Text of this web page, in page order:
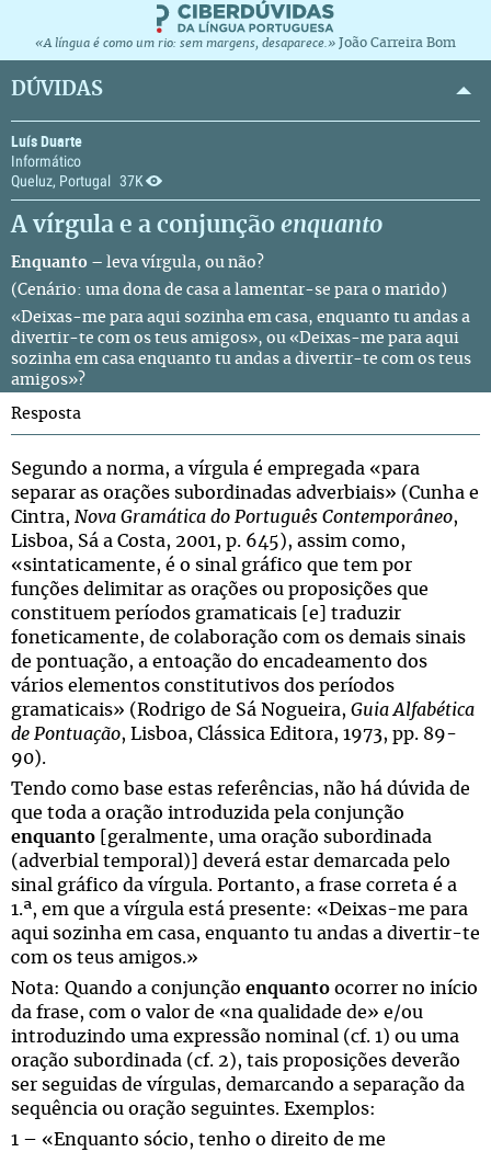
«A língua é como um rio: sem margens, desaparece.» João Carreira Bom
DÚVIDAS
Luís Duarte
Informático
Queluz, Portugal 37K
A vírgula e a conjunção enquanto
Enquanto – leva vírgula, ou não?
(Cenário: uma dona de casa a lamentar-se para o marido)
«Deixas-me para aqui sozinha em casa, enquanto tu andas a
divertir-te com os teus amigos», ou «Deixas-me para aqui
sozinha em casa enquanto tu andas a divertir-te com os teus
amigos»?
Resposta
Segundo a norma, a vírgula é empregada «para
separar as orações subordinadas adverbiais» (Cunha e
Cintra, Nova Gramática do Português Contemporâneo,
Lisboa, Sá a Costa, 2001, p. 645), assim como,
«sintaticamente, é o sinal gráfico que tem por
funções delimitar as orações ou proposições que
constituem períodos gramaticais [e] traduzir
foneticamente, de colaboração com os demais sinais
de pontuação, a entoação do encadeamento dos
vários elementos constitutivos dos períodos
gramaticais» (Rodrigo de Sá Nogueira, Guia Alfabética
de Pontuação, Lisboa, Clássica Editora, 1973, pp. 89-
90).
Tendo como base estas referências, não há dúvida de
que toda a oração introduzida pela conjunção
enquanto [geralmente, uma oração subordinada
(adverbial temporal)] deverá estar demarcada pelo
sinal gráfico da vírgula. Portanto, a frase correta é a
1.ª, em que a vírgula está presente: «Deixas-me para
aqui sozinha em casa, enquanto tu andas a divertir-te
com os teus amigos.»
Nota: Quando a conjunção enquanto ocorrer no início
da frase, com o valor de «na qualidade de» e/ou
introduzindo uma expressão nominal (cf. 1) ou uma
oração subordinada (cf. 2), tais proposições deverão
ser seguidas de vírgulas, demarcando a separação da
sequência ou oração seguintes. Exemplos:
1 – «Enquanto sócio, tenho o direito de me